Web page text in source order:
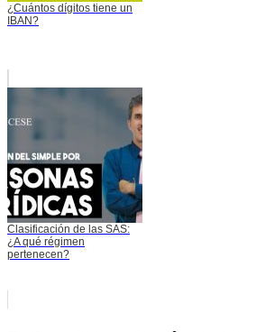
¿Cuántos dígitos tiene un
IBAN?
Clasificación de las SAS:
¿A qué régimen
pertenecen?